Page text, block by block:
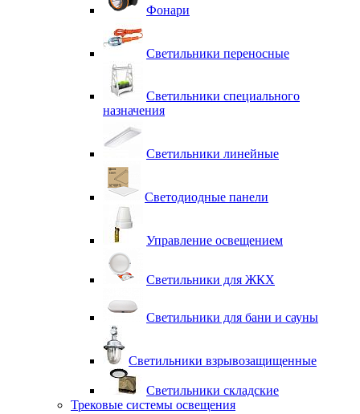
Фонари
Светильники переносные
Светильники специального
назначения
Светильники линейные
Светодиодные панели
Управление освещением
Светильники для ЖКХ
Светильники для бани и сауны
Светильники взрывозащищенные
Светильники складские
Трековые системы освещения